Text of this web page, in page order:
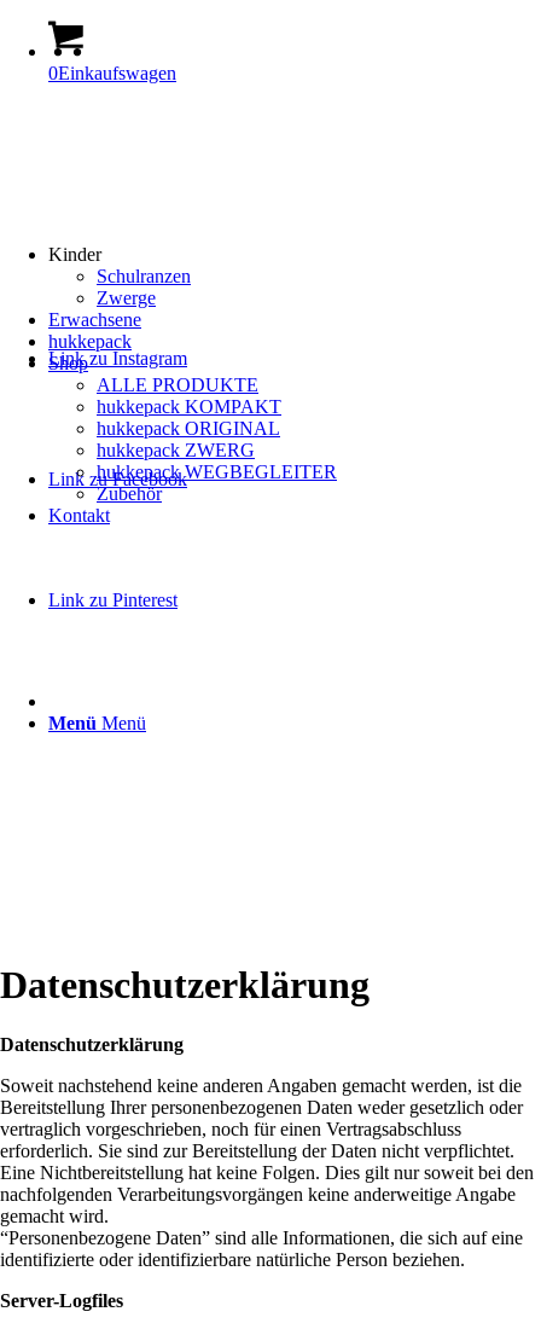
0Einkaufswagen
Link zu Instagram
Link zu Facebook
Link zu Pinterest
Kinder
Schulranzen
Zwerge
Erwachsene
hukkepack
Shop
ALLE PRODUKTE
hukkepack KOMPAKT
hukkepack ORIGINAL
hukkepack ZWERG
hukkepack WEGBEGLEITER
Zubehör
Kontakt
Menü Menü
Datenschutzerklärung
Datenschutzerklärung
Soweit nachstehend keine anderen Angaben gemacht werden, ist die
Bereitstellung Ihrer personenbezogenen Daten weder gesetzlich oder
vertraglich vorgeschrieben, noch für einen Vertragsabschluss
erforderlich. Sie sind zur Bereitstellung der Daten nicht verpflichtet.
Eine Nichtbereitstellung hat keine Folgen. Dies gilt nur soweit bei den
nachfolgenden Verarbeitungsvorgängen keine anderweitige Angabe
gemacht wird.
“Personenbezogene Daten” sind alle Informationen, die sich auf eine
identifizierte oder identifizierbare natürliche Person beziehen.
Server-Logfiles